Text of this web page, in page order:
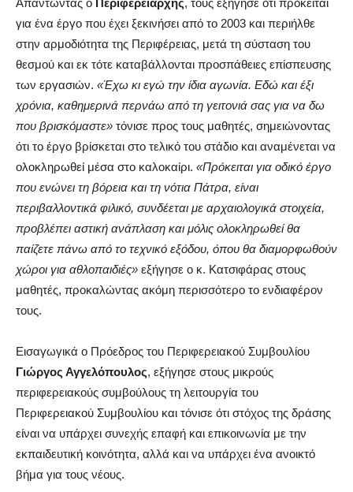
για ένα έργο που έχει ξεκινήσει από το 2003 και περιήλθε
στην αρμοδιότητα της Περιφέρειας, μετά τη σύσταση του
θεσμού και εκ τότε καταβάλλονται προσπάθειες επίσπευσης
των εργασιών. «Έχω κι εγώ την ίδια αγωνία. Εδώ και έξι
χρόνια, καθημερινά περνάω από τη γειτονιά σας για να δω
που βρισκόμαστε» τόνισε προς τους μαθητές, σημειώνοντας
ότι το έργο βρίσκεται στο τελικό του στάδιο και αναμένεται να
ολοκληρωθεί μέσα στο καλοκαίρι. «Πρόκειται για οδικό έργο
που ενώνει τη βόρεια και τη νότια Πάτρα, είναι
περιβαλλοντικά φιλικό, συνδέεται με αρχαιολογικά στοιχεία,
προβλέπει αστική ανάπλαση και μόλις ολοκληρωθεί θα
παίζετε πάνω από το τεχνικό εξόδου, όπου θα διαμορφωθούν
χώροι για αθλοπαιδιές» εξήγησε ο κ. Κατσιφάρας στους
μαθητές, προκαλώντας ακόμη περισσότερο το ενδιαφέρον
τους.
Εισαγωγικά ο Πρόεδρος του Περιφερειακού Συμβουλίου
Γιώργος Αγγελόπουλος, εξήγησε στους μικρούς
περιφερειακούς συμβούλους τη λειτουργία του
Περιφερειακού Συμβουλίου και τόνισε ότι στόχος της δράσης
είναι να υπάρχει συνεχής επαφή και επικοινωνία με την
εκπαιδευτική κοινότητα, αλλά και να υπάρχει ένα ανοικτό
βήμα για τους νέους.